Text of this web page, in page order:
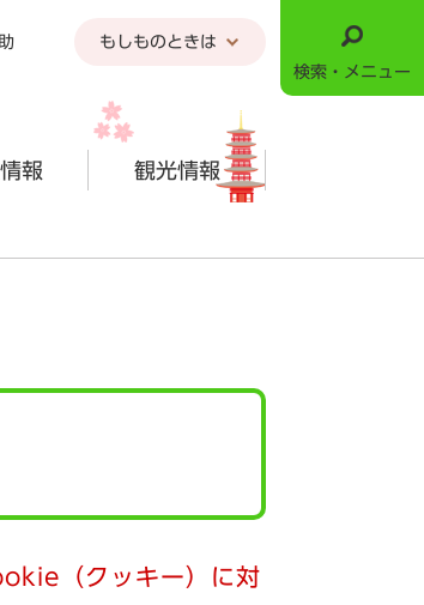
もしものときは
報 観光情報
検索・メニュー
（クッキー）に対